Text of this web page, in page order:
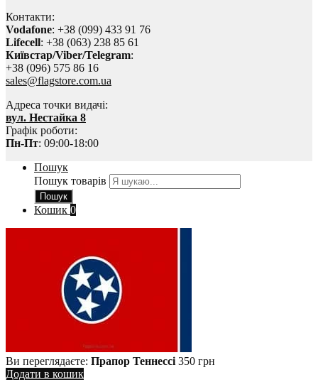
Контакти:
Vodafone: +38 (099) 433 91 76
Lifecell: +38 (063) 238 85 61
Київстар/Viber/Telegram:
+38 (096) 575 86 16
sales@flagstore.com.ua
Адреса точки видачі:
вул. Нестайка 8
Графік роботи:
Пн-Пт: 09:00-18:00
Пошук
Пошук товарів
Пошук
Кошик 0
Ви переглядаєте: Прапор Теннессі 350 грн
Додати в кошик